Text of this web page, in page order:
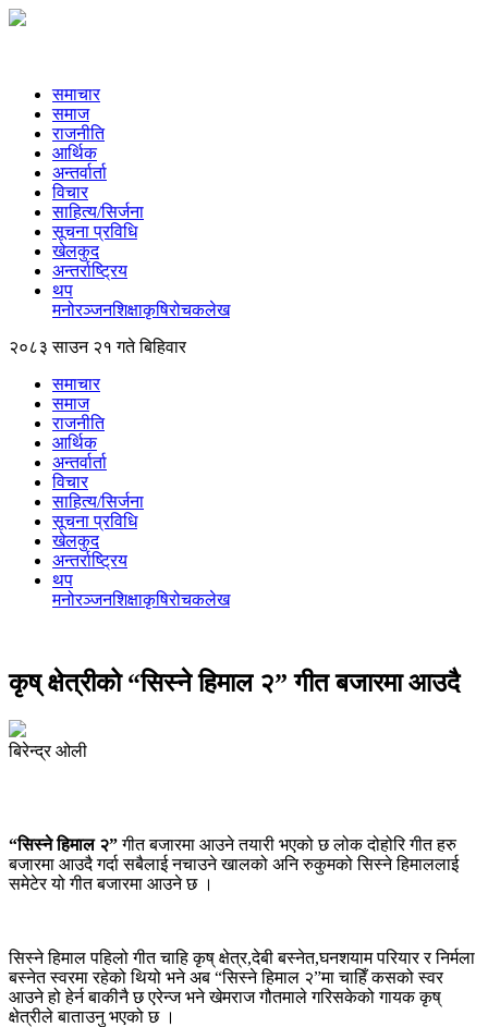
समाचार
समाज
राजनीति
आर्थिक
अन्तर्वार्ता
विचार
साहित्य/सिर्जना
सूचना प्रविधि
खेलकुद
अन्तर्राष्ट्रिय
थप
मनोरञ्‍जनशिक्षाकृषिरोचकलेख
२०८३ साउन २१ गते बिहिवार
समाचार
समाज
राजनीति
आर्थिक
अन्तर्वार्ता
विचार
साहित्य/सिर्जना
सूचना प्रविधि
खेलकुद
अन्तर्राष्ट्रिय
थप
मनोरञ्‍जनशिक्षाकृषिरोचकलेख
कृष् क्षेत्रीको “सिस्ने हिमाल २” गीत बजारमा आउदै
बिरेन्द्र ओली
“सिस्ने हिमाल २”गीत बजारमा आउने तयारी भएको छ लोक दोहोरि गीत हरु
बजारमा आउदै गर्दा सबैलाई नचाउने खालको अनि रुकुमको सिस्ने हिमाललाई
समेटेर यो गीत बजारमा आउने छ ।
सिस्ने हिमाल पहिलो गीत चाहि कृष् क्षेत्र,देबी बस्नेत,घनशयाम परियार र निर्मला
बस्नेत स्वरमा रहेको थियो भने अब “सिस्ने हिमाल २”मा चाहिँ कसको स्वर
आउने हो हेर्न बाकीनै छ एरेन्ज भने खेमराज गौतमाले गरिसकेको गायक कृष्
क्षेत्रीले बाताउनु भएको छ ।